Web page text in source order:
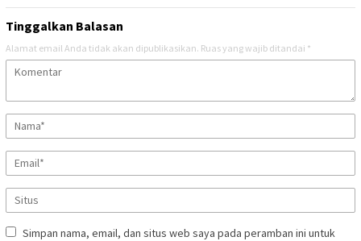
Tinggalkan Balasan
Alamat email Anda tidak akan dipublikasikan. Ruas yang wajib ditandai *
Simpan nama, email, dan situs web saya pada peramban ini untuk